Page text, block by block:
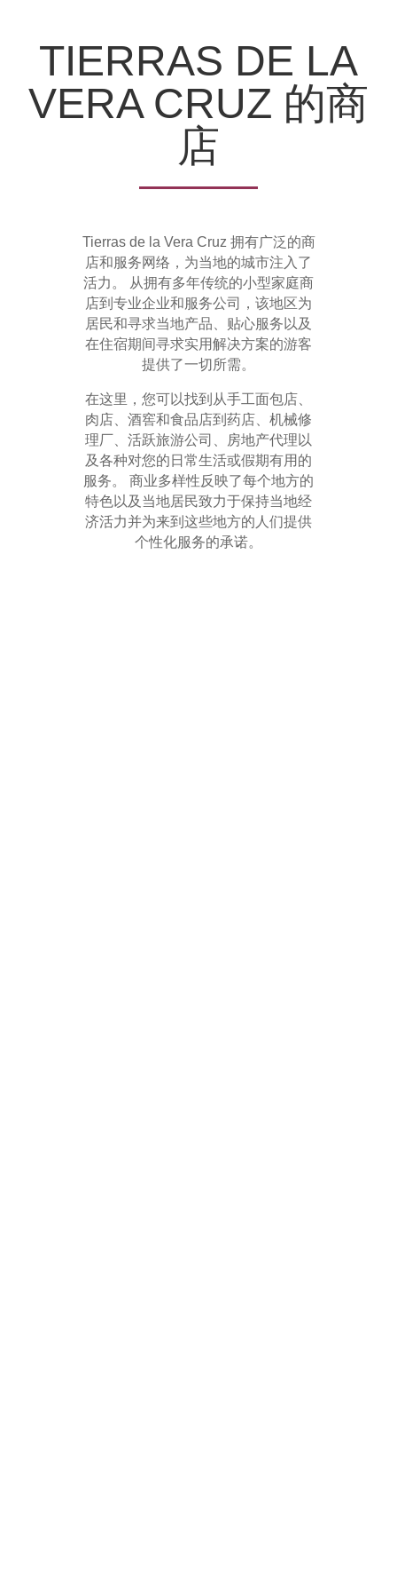
TIERRAS DE LA
VERA CRUZ 的商
店
Tierras de la Vera Cruz 拥有广泛的商
店和服务网络，为当地的城市注入了
活力。 从拥有多年传统的小型家庭商
店到专业企业和服务公司，该地区为
居民和寻求当地产品、贴心服务以及
在住宿期间寻求实用解决方案的游客
提供了一切所需。
在这里，您可以找到从手工面包店、
肉店、酒窖和食品店到药店、机械修
理厂、活跃旅游公司、房地产代理以
及各种对您的日常生活或假期有用的
服务。 商业多样性反映了每个地方的
特色以及当地居民致力于保持当地经
济活力并为来到这些地方的人们提供
个性化服务的承诺。